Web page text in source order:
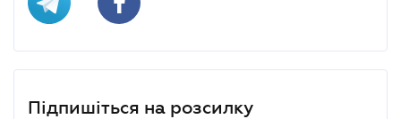
Підпишіться на розсилку